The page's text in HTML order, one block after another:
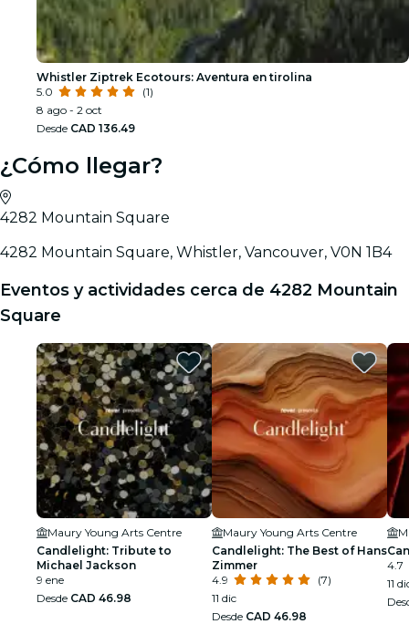
Whistler Ziptrek Ecotours: Aventura en tirolina
5.0
(1)
8 ago - 2 oct
Desde CAD 136.49
¿Cómo llegar?
4282 Mountain Square
4282 Mountain Square, Whistler, Vancouver, V0N 1B4
Eventos y actividades cerca de 4282 Mountain
Square
Maury Young Arts Centre
Candlelight: Tribute to
Michael Jackson
9 ene
Desde CAD 46.98
Maury Young Arts Centre
Candlelight: The Best of Hans
Zimmer
4.9
(7)
11 dic
Desde CAD 46.98
4.7
11